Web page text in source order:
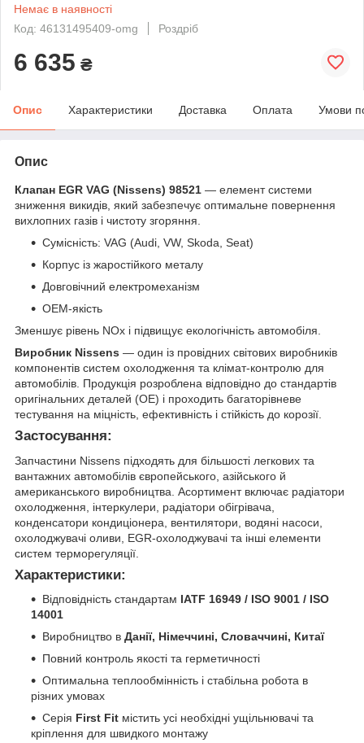
Немає в наявності
Код: 46131495409-omg
Роздріб
6 635 ₴
Опис Характеристики Доставка Оплата Умови
Опис
Клапан EGR VAG (Nissens) 98521 — елемент системи
зниження викидів, який забезпечує оптимальне повернення
вихлопних газів і чистоту згоряння.
Сумісність: VAG (Audi, VW, Skoda, Seat)
Корпус із жаростійкого металу
Довговічний електромеханізм
OEM-якість
Зменшує рівень NOx і підвищує екологічність автомобіля.
Виробник Nissens — один із провідних світових виробників
компонентів систем охолодження та клімат-контролю для
автомобілів. Продукція розроблена відповідно до стандартів
оригінальних деталей (OE) і проходить багаторівневе
тестування на міцність, ефективність і стійкість до корозії.
Застосування:
Запчастини Nissens підходять для більшості легкових та
вантажних автомобілів європейського, азійського й
американського виробництва. Асортимент включає радіатори
охолодження, інтеркулери, радіатори обігрівача,
конденсатори кондиціонера, вентилятори, водяні насоси,
охолоджувачі оливи, EGR-охолоджувачі та інші елементи
систем терморегуляції.
Характеристики:
Відповідність стандартам IATF 16949 / ISO 9001 / ISO
14001
Виробництво в Данії, Німеччині, Словаччині, Китаї
Повний контроль якості та герметичності
Оптимальна теплообмінність і стабільна робота в
різних умовах
Серія First Fit містить усі необхідні ущільнювачі та
кріплення для швидкого монтажу